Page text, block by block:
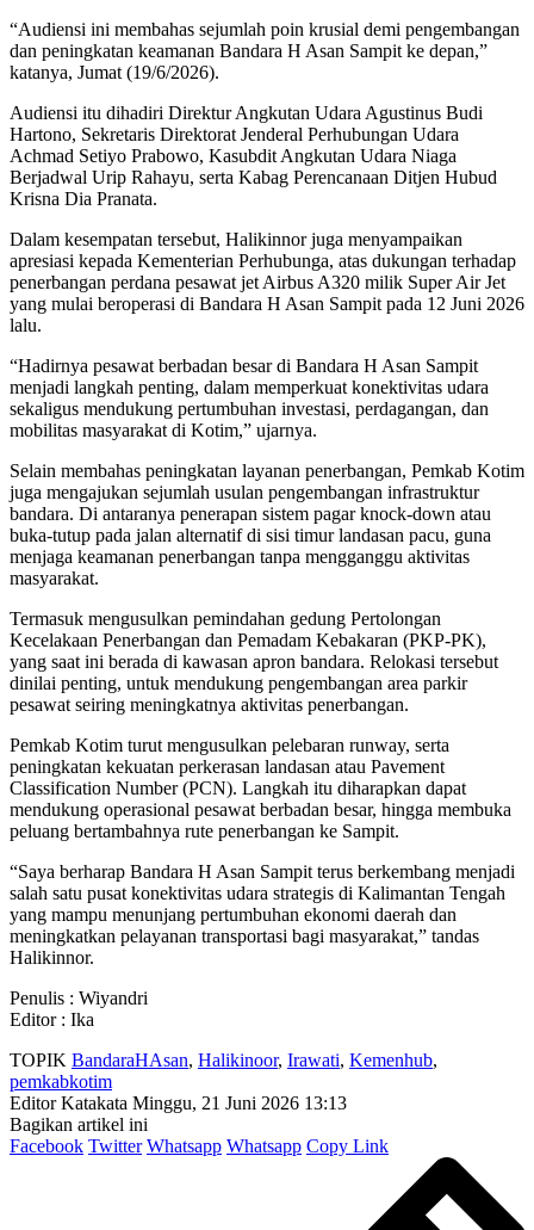
“Audiensi ini membahas sejumlah poin krusial demi pengembangan
dan peningkatan keamanan Bandara H Asan Sampit ke depan,”
katanya, Jumat (19/6/2026).
Audiensi itu dihadiri Direktur Angkutan Udara Agustinus Budi
Hartono, Sekretaris Direktorat Jenderal Perhubungan Udara
Achmad Setiyo Prabowo, Kasubdit Angkutan Udara Niaga
Berjadwal Urip Rahayu, serta Kabag Perencanaan Ditjen Hubud
Krisna Dia Pranata.
Dalam kesempatan tersebut, Halikinnor juga menyampaikan
apresiasi kepada Kementerian Perhubunga, atas dukungan terhadap
penerbangan perdana pesawat jet Airbus A320 milik Super Air Jet
yang mulai beroperasi di Bandara H Asan Sampit pada 12 Juni 2026
lalu.
“Hadirnya pesawat berbadan besar di Bandara H Asan Sampit
menjadi langkah penting, dalam memperkuat konektivitas udara
sekaligus mendukung pertumbuhan investasi, perdagangan, dan
mobilitas masyarakat di Kotim,” ujarnya.
Selain membahas peningkatan layanan penerbangan, Pemkab Kotim
juga mengajukan sejumlah usulan pengembangan infrastruktur
bandara. Di antaranya penerapan sistem pagar knock-down atau
buka-tutup pada jalan alternatif di sisi timur landasan pacu, guna
menjaga keamanan penerbangan tanpa mengganggu aktivitas
masyarakat.
Termasuk mengusulkan pemindahan gedung Pertolongan
Kecelakaan Penerbangan dan Pemadam Kebakaran (PKP-PK),
yang saat ini berada di kawasan apron bandara. Relokasi tersebut
dinilai penting, untuk mendukung pengembangan area parkir
pesawat seiring meningkatnya aktivitas penerbangan.
Pemkab Kotim turut mengusulkan pelebaran runway, serta
peningkatan kekuatan perkerasan landasan atau Pavement
Classification Number (PCN). Langkah itu diharapkan dapat
mendukung operasional pesawat berbadan besar, hingga membuka
peluang bertambahnya rute penerbangan ke Sampit.
“Saya berharap Bandara H Asan Sampit terus berkembang menjadi
salah satu pusat konektivitas udara strategis di Kalimantan Tengah
yang mampu menunjang pertumbuhan ekonomi daerah dan
meningkatkan pelayanan transportasi bagi masyarakat,” tandas
Halikinnor.
Penulis : Wiyandri
Editor : Ika
TOPIK BandaraHAsan, Halikinoor, Irawati, Kemenhub,
pemkabkotim
Editor Katakata Minggu, 21 Juni 2026 13:13
Bagikan artikel ini
Facebook Twitter Whatsapp Whatsapp Copy Link